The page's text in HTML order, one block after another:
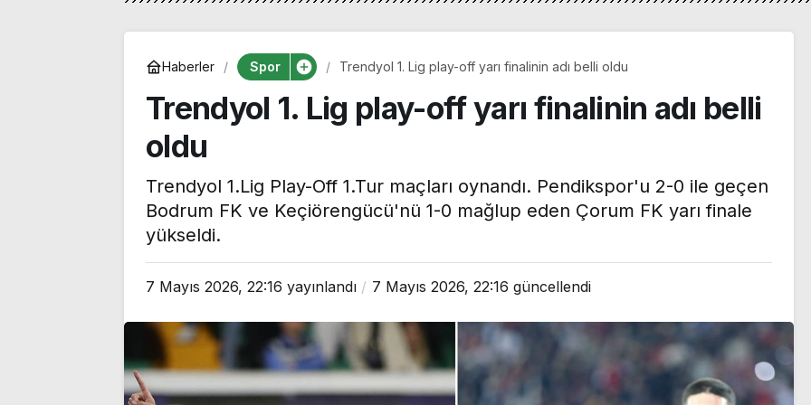
Haberler Spor Trendyol 1. Lig play-off yarı finalinin adı belli oldu
Trendyol 1. Lig play-off yarı finalinin adı belli
oldu
Trendyol 1.Lig Play-Off 1.Tur maçları oynandı. Pendikspor'u 2-0 ile geçen
Bodrum FK ve Keçiörengücü'nü 1-0 mağlup eden Çorum FK yarı finale
yükseldi.
7 Mayıs 2026, 22:16 yayınlandı 7 Mayıs 2026, 22:16 güncellendi